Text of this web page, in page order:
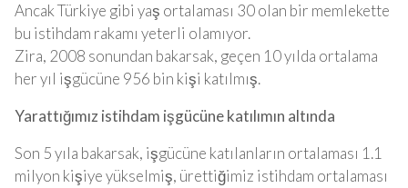
Ancak Türkiye gibi yaş ortalaması 30 olan bir memlekette
bu istihdam rakamı yeterli olamıyor.
Zira, 2008 sonundan bakarsak, geçen 10 yılda ortalama
her yıl işgücüne 956 bin kişi katılmış.
Yarattığımız istihdam işgücüne katılımın altında
Son 5 yıla bakarsak, işgücüne katılanların ortalaması 1.1
milyon kişiye yükselmiş, ürettiğimiz istihdam ortalaması